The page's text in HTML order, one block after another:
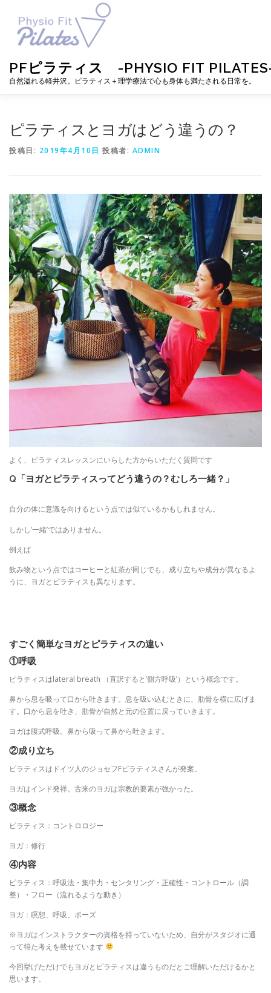
PFピラティス -PHYSIO FIT
自然溢れる軽井沢。ピラティス＋理学療法で心も身体も満たされる日常を。
ピラティスとヨガはどう違うの？
投稿日: 2019年4月10日 投稿者: ADMIN
よく、ピラティスレッスンにいらした方からいただく質問です
Q「ヨガとピラティスってどう違うの？むしろ一緒？」
自分の体に意識を向けるという点では似ているかもしれません。
しかし’一緒’ではありません。
例えば
飲み物という点ではコーヒーと紅茶が同じでも、成り立ちや成分が異なるよ
うに、ヨガとピラティスも異なります。
すごく簡単なヨガとピラティスの違い
①呼吸
ピラティスはlateral breath （直訳すると’側方呼吸’）という概念です。
鼻から息を吸って口から吐きます。息を吸い込むときに、肋骨を横に広げま
す。口から息を吐き、肋骨が自然と元の位置に戻っていきます。
ヨガは腹式呼吸。鼻から吸って鼻から吐きます。
②成り立ち
ピラティスはドイツ人のジョセフFピラティスさんが発案。
ヨガはインド発祥。古来のヨガは宗教的要素が強かった。
③概念
ピラティス：コントロロジー
ヨガ：修行
④内容
ピラティス：呼吸法・集中力・センタリング・正確性・コントロール（調
整）・フロー（流れるような動き）
ヨガ：瞑想、呼吸、ポーズ
※ヨガはインストラクターの資格を持っていないため、自分がスタジオに通
って得た考えを載せています
今回挙げただけでもヨガとピラティスは違うものだとご理解いただけるかと
思います。